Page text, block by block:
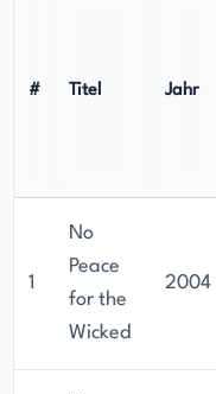
schnelles Tempo,
seine gut
# Titel Jahr
1
No
Peace
for the
Wicked
2004